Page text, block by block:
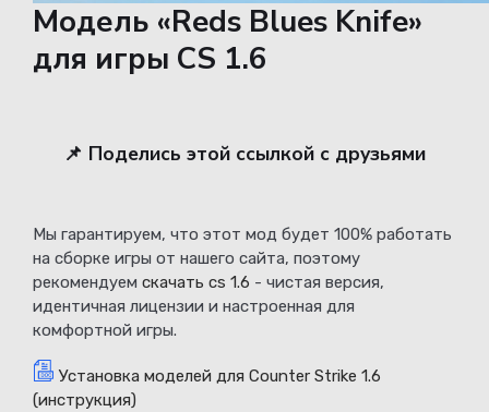
Модель «Reds Blues Knife»
для игры CS 1.6
📌 Поделись этой ссылкой с друзьями
Мы гарантируем, что этот мод будет 100% работать
на сборке игры от нашего сайта, поэтому
рекомендуем скачать cs 1.6 - чистая версия,
идентичная лицензии и настроенная для
комфортной игры.
Установка моделей для Counter Strike 1.6
(инструкция)